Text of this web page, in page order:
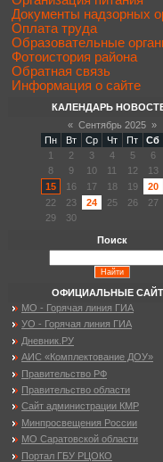
Документы надзорных
Оплата труда
Образовательные
Фотоистория района
Обратная связь
Информация о сайте
КАЛЕНДАРЬ
« Сентябрь 2025 »
Пн
Вт Ср Чт Пт Сб
1
2 3 4 5 6
8
9 10 11 12 13
15
16 17 18 19 20
22
23 24 25 26 27
29
30
Поиск
ОФИЦИАЛЬНЫЕ
МО - Горячая линия ГИА
УО - Горячая линия ГИА
Дневник.РУ
АИС «Комплектование ДОУ»
Правительство РФ
Правительство области
Сайт администрации КМР
Минпросвещения России
МО Саратовской области
Портал ГБУ РЦОКО